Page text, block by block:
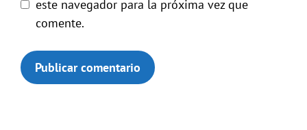
este navegador para la próxima vez que
comente.